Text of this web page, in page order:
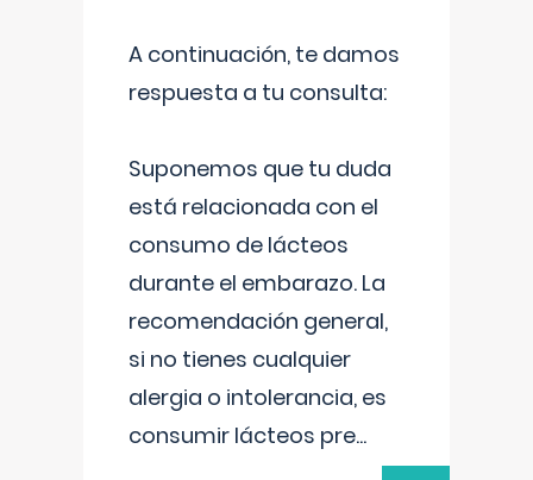
A continuación, te damos
respuesta a tu consulta:
Suponemos que tu duda
está relacionada con el
consumo de lácteos
durante el embarazo. La
recomendación general,
si no tienes cualquier
alergia o intolerancia, es
consumir lácteos pre...